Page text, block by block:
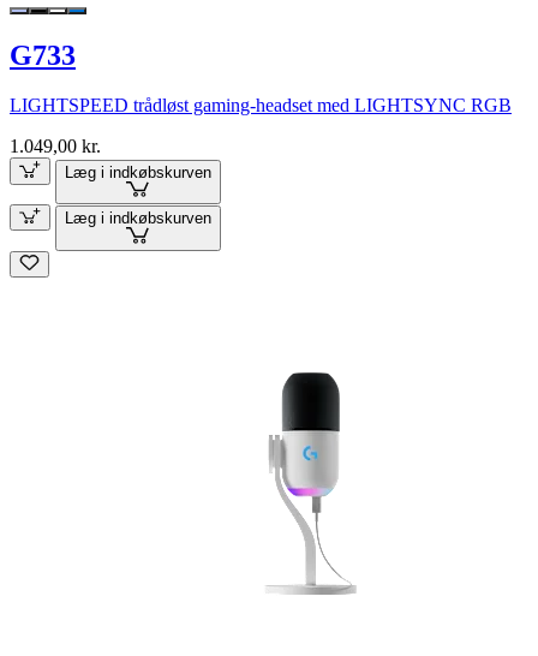
G733
LIGHTSPEED trådløst gaming-headset med LIGHTSYNC RGB
1.049,00 kr.
Læg i indkøbskurven
Læg i indkøbskurven